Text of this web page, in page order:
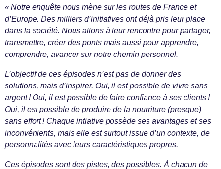
« Notre enquête nous mène sur les routes de France et
d’Europe. Des milliers d’initiatives ont déjà pris leur place
dans la société. Nous allons à leur rencontre pour partager,
transmettre, créer des ponts mais aussi pour apprendre,
comprendre, avancer sur notre chemin personnel.
L’objectif de ces épisodes n’est pas de donner des
solutions, mais d’inspirer. Oui, il est possible de vivre sans
argent ! Oui, il est possible de faire confiance à ses clients !
Oui, il est possible de produire de la nourriture (presque)
sans effort ! Chaque intiative possède ses avantages et ses
inconvénients, mais elle est surtout issue d’un contexte, de
personnalités avec leurs caractéristiques propres.
Ces épisodes sont des pistes, des possibles. À chacun de